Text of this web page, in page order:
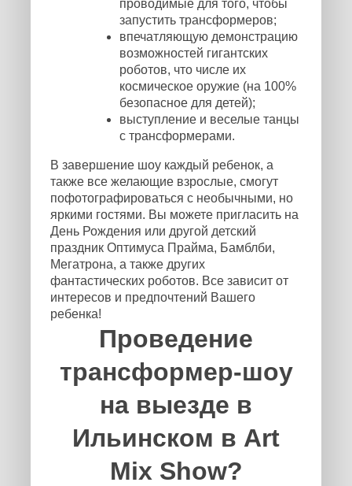
проводимые для того, чтобы
запустить трансформеров;
впечатляющую демонстрацию
возможностей гигантских
роботов, что числе их
космическое оружие (на 100%
безопасное для детей);
выступление и веселые танцы
с трансформерами.
В завершение шоу каждый ребенок, а
также все желающие взрослые, смогут
пофотографироваться с необычными, но
яркими гостями. Вы можете пригласить на
День Рождения или другой детский
праздник Оптимуса Прайма, Бамблби,
Мегатрона, а также других
фантастических роботов. Все зависит от
интересов и предпочтений Вашего
ребенка!
Проведение
трансформер-шоу
на выезде в
Ильинском в Art
Mix Show?